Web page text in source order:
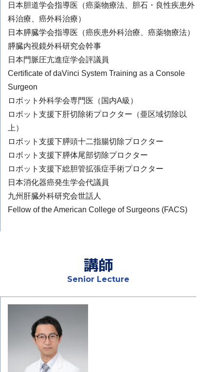
日本胆道学会指導医（癌薬物療法、胆石・良性疾患外
科治療、癌外科治療）
日本膵臓学会指導医（癌疾患外科治療、癌薬物療法）
膵臓内視鏡外科研究会幹事
日本門脈圧亢進症学会評議員
Certificate of daVinci System Training as a Console
Surgeon
ロボット外科学会専門医（国内A級）
ロボット支援下肝切除術プロクター（亜区域切除以
上）
ロボット支援下膵頭十二指腸切除プロクター
ロボット支援下膵体尾部切除プロクター
ロボット支援下総胆管拡張症手術プロクター
日本消化器癌発生学会代議員
九州肝臓外科研究会世話人
Fellow of the American College of Surgeons (FACS)
講師
Senior Lecture